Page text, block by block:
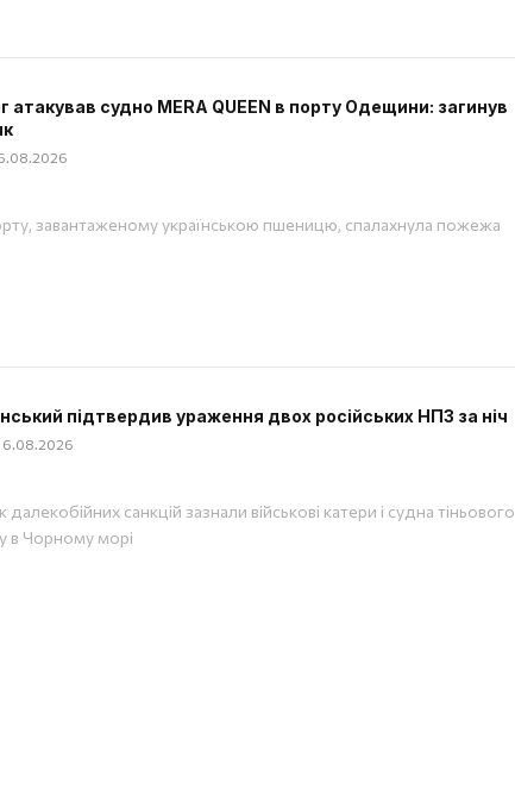
атакував судно MERA QUEEN в порту Одещини: загинув
6.08.2026
завантаженому українською пшеницю, спалахнула пожежа
підтвердив ураження двох російських НПЗ за ніч
6.08.2026
далекобійних санкцій зазнали військові катери і судна тіньового
в Чорному морі